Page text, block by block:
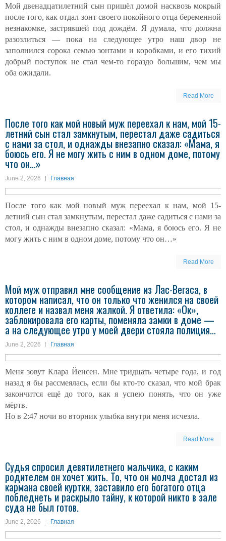
Мой двенадцатилетний сын пришёл домой насквозь мокрый
после того, как отдал зонт своего покойного отца беременной
незнакомке, застрявшей под дождём. Я думала, что должна
разозлиться — пока на следующее утро наш двор не
заполнился сорока семью зонтами и коробками, и его тихий
добрый поступок не стал чем-то гораздо большим, чем мы
оба ожидали.
Read More
После того как мой новый муж переехал к нам, мой 15-
летний сын стал замкнутым, перестал даже садиться
с нами за стол, и однажды внезапно сказал: «Мама, я
боюсь его. Я не могу жить с ним в одном доме, потому
что он…»
June 2, 2026 Главная
После того как мой новый муж переехал к нам, мой 15-
летний сын стал замкнутым, перестал даже садиться с нами за
стол, и однажды внезапно сказал: «Мама, я боюсь его. Я не
могу жить с ним в одном доме, потому что он…»
Read More
Мой муж отправил мне сообщение из Лас-Вегаса, в
котором написал, что он только что женился на своей
коллегe и назвал меня жалкой. Я ответила: «Ок»,
заблокировала его карты, поменяла замки в доме —
а на следующее утро у моей двери стояла полиция…
June 2, 2026 Главная
Меня зовут Клара Йенсен. Мне тридцать четыре года, и год
назад я бы рассмеялась, если бы кто-то сказал, что мой брак
закончится ещё до того, как я успею понять, что он уже
мёртв.
Но в 2:47 ночи во вторник улыбка внутри меня исчезла.
Read More
Судья спросил девятилетнего мальчика, с каким
родителем он хочет жить. То, что он молча достал из
кармана своей куртки, заставило его богатого отца
побледнеть и раскрыло тайну, к которой никто в зале
суда не был готов.
June 2, 2026 Главная